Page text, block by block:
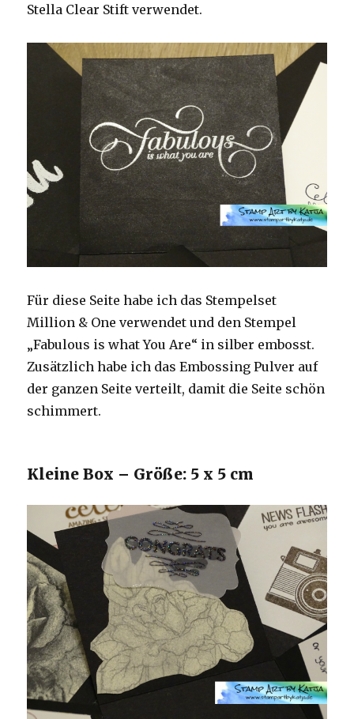
Stella Clear Stift verwendet.
Für diese Seite habe ich das Stempelset
Million & One verwendet und den Stempel
„Fabulous is what You Are“ in silber embosst.
Zusätzlich habe ich das Embossing Pulver auf
der ganzen Seite verteilt, damit die Seite schön
schimmert.
Kleine Box – Größe: 5 x 5 cm